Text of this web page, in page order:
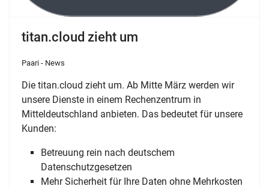
titan.cloud zieht um
Paari - News
Die titan.cloud zieht um. Ab Mitte März werden wir
unsere Dienste in einem Rechenzentrum in
Mitteldeutschland anbieten. Das bedeutet für unsere
Kunden:
Betreuung rein nach deutschem
Datenschutzgesetzen
Mehr Sicherheit für Ihre Daten ohne Mehrkosten